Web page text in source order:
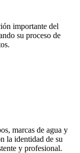
importante del
su proceso de
marcas de agua y
la identidad de su
y profesional.